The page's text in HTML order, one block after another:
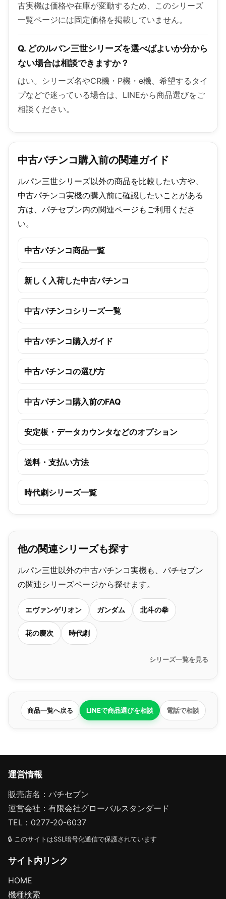
古実機は価格や在庫が変動するため、このシリーズ
一覧ページには固定価格を掲載していません。
Q. どのルパン三世シリーズを選べばよいか分から
ない場合は相談できますか？
はい。シリーズ名やCR機・P機・e機、希望するタイ
プなどで迷っている場合は、LINEから商品選びをご
相談ください。
中古パチンコ購入前の関連ガイド
ルパン三世シリーズ以外の商品を比較したい方や、
中古パチンコ実機の購入前に確認したいことがある
方は、パチセブン内の関連ページもご利用くださ
い。
中古パチンコ商品一覧
新しく入荷した中古パチンコ
中古パチンコシリーズ一覧
中古パチンコ購入ガイド
中古パチンコの選び方
中古パチンコ購入前のFAQ
安定板・データカウンタなどのオプション
送料・支払い方法
時代劇シリーズ一覧
他の関連シリーズも探す
ルパン三世以外の中古パチンコ実機も、パチセブン
の関連シリーズページから探せます。
エヴァンゲリオン ガンダム 北斗の拳
花の慶次 時代劇
シリーズ一覧を見る
商品一覧へ戻る LINEで商品選びを相談 電話で相談
運営情報
販売店名：パチセブン
運営会社：有限会社グローバルスタンダード
TEL：0277-20-6037
🔒 このサイトはSSL暗号化通信で保護されています
サイト内リンク
HOME
機種検索